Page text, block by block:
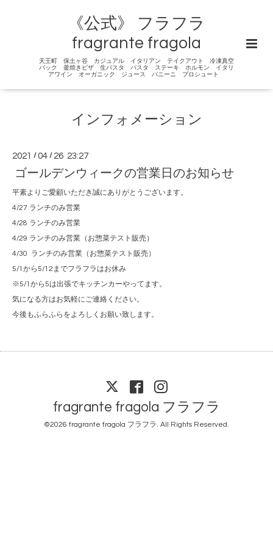
《公式》 フラフラ
fragrante fragola
天王町 保土ヶ谷 カジュアル イタリアン テイクアウト 冷凍真空
パック 釜焼きピザ 生パスタ パスタ ステーキ ホルモン イタリ
アワイン オーガニック ジュース パニーニ プロシュート
インフォメーション
2021 /04 / 26 23:27
ゴールデンウィークの営業日のお知らせ
平素よりご愛顧いただき誠にありがとうございます。
4/27 ランチのみ営業
4/28 ランチのみ営業
4/29 ランチのみ営業（お惣菜テスト販売）
4/30 ランチのみ営業（お惣菜テスト販売）
5/1から5/12までフラフラはお休み
※5/1から5は出張でキッチンカーやってます。
気になる方はお気軽にご連絡ください。
今後もふらふらをよろしくお願い致します。
fragrante fragola フラフラ
©2026 fragrante fragola フラフラ . All Rights Reserved.